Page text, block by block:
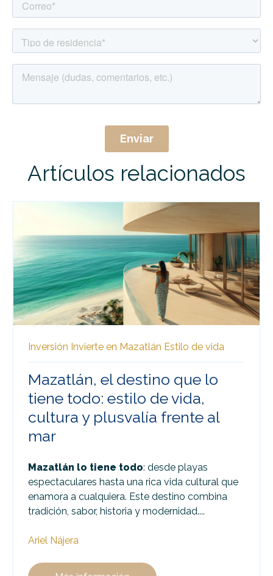
Artículos relacionados
Inversión Invierte en Mazatlán Estilo de vida
Mazatlán, el destino que lo
tiene todo: estilo de vida,
cultura y plusvalía frente al
mar
Mazatlán lo tiene todo: desde playas
espectaculares hasta una rica vida cultural que
enamora a cualquiera. Este destino combina
tradición, sabor, historia y modernidad....
Ariel Nájera